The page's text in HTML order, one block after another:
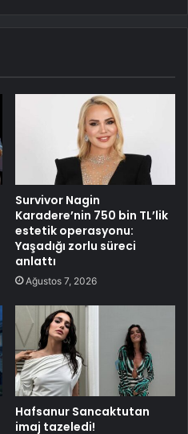
Survivor Nagin
Karadere’nin 750 bin TL’lik
estetik operasyonu:
Yaşadığı zorlu süreci
anlattı
Ağustos 7, 2026
Hafsanur Sancaktutan
imaj tazeledi!